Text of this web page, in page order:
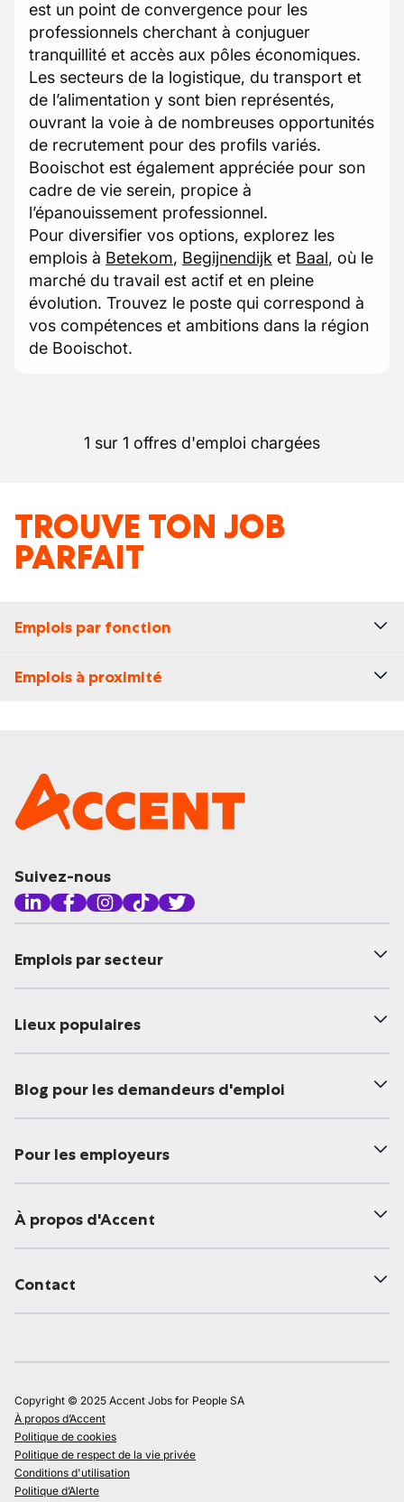
est un point de convergence pour les
professionnels cherchant à conjuguer
tranquillité et accès aux pôles économiques.
Les secteurs de la logistique, du transport et
de l’alimentation y sont bien représentés,
ouvrant la voie à de nombreuses opportunités
de recrutement pour des profils variés.
Booischot est également appréciée pour son
cadre de vie serein, propice à
l’épanouissement professionnel.
Pour diversifier vos options, explorez les
emplois à Betekom, Begijnendijk et Baal, où le
marché du travail est actif et en pleine
évolution. Trouvez le poste qui correspond à
vos compétences et ambitions dans la région
de Booischot.
1 sur 1 offres d'emploi chargées
TROUVE TON JOB
PARFAIT
Emplois par fonction
Emplois à proximité
Suivez-nous
Emplois par secteur
Lieux populaires
Blog pour les demandeurs d'emploi
Pour les employeurs
À propos d'Accent
Contact
Copyright © 2025 Accent Jobs for People SA
À propos d’Accent
Politique de cookies
Politique de respect de la vie privée
Conditions d'utilisation
Politique d’Alerte